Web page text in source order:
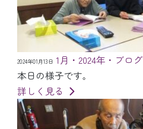
2024年01月13日 1月・2024年・ブログ
本日の様子です。
詳しく見る